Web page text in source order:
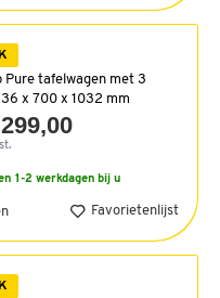
Pure tafelwagen met 3
x 700 x 1032 mm
1-2 werkdagen bij u
Favorietenlijst